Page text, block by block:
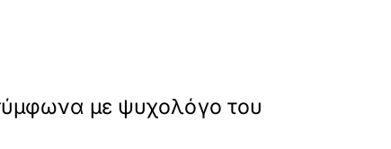
με ψυχολόγο του